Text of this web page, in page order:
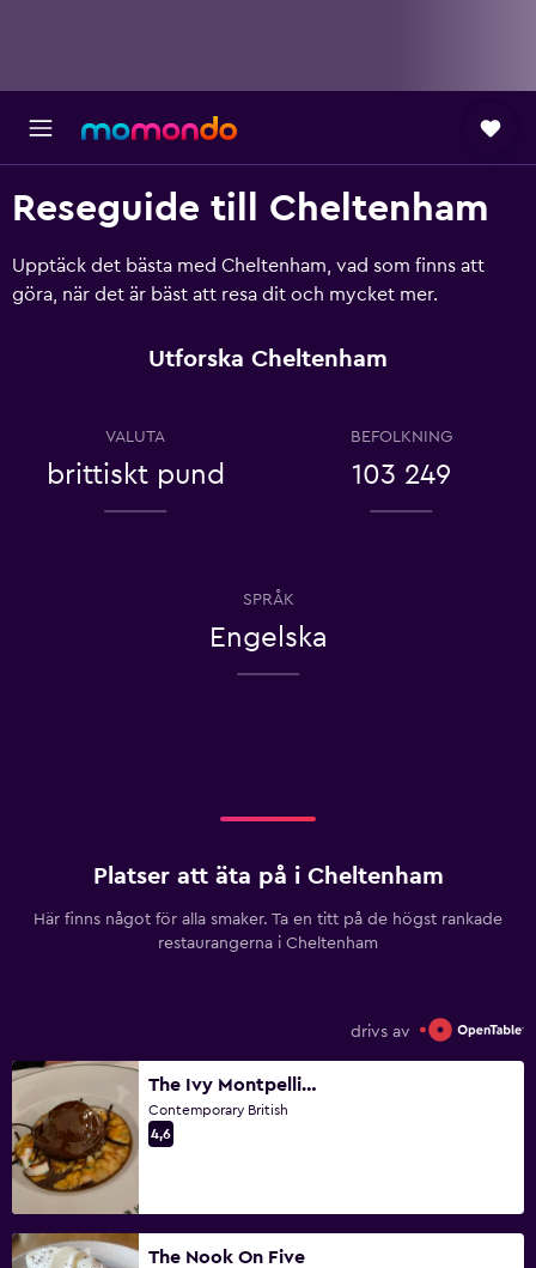
Reseguide till Cheltenham
Upptäck det bästa med Cheltenham, vad som finns att
göra, när det är bäst att resa dit och mycket mer.
Utforska Cheltenham
VALUTA
brittiskt pund
BEFOLKNING
103 249
SPRÅK
Engelska
Platser att äta på i Cheltenham
Här finns något för alla smaker. Ta en titt på de högst rankade
restaurangerna i Cheltenham
drivs av
The Ivy Montpellier Brasserie, Cheltenham
Contemporary British
4,6
The Nook On Five